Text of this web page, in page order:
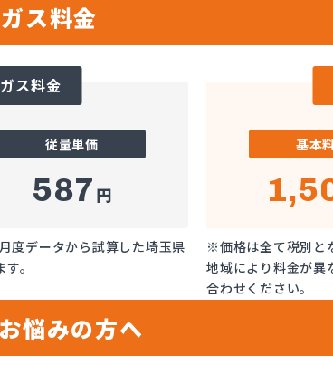
ス料金
ス料金
従量単価
587 円
データから試算した埼玉県
。
基本
※価格は全て税別と
地域により料金が異
合わせください。
悩みの方へ